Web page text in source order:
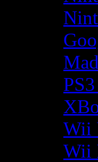
Wii
Wii